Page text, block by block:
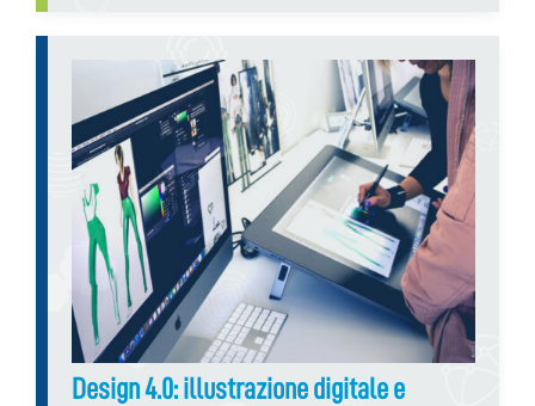
Design 4.0: illustrazione digitale e